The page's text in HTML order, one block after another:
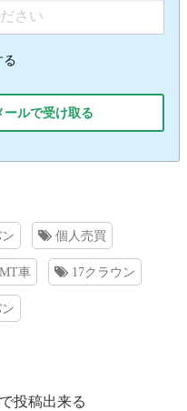
る
ルで受け取る
個人売買
MT車 17クラウン
投稿出来る